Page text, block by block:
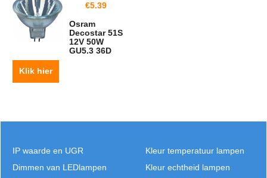
€5.39
Osram
Decostar 51S
12V 50W
GU5.3 36D
Klik hier
Kleur temperatuur lampen
Kleur echtheid lampen
IP waarde en UGR
Dimmen van LEDlampen